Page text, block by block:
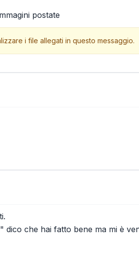
postate
i file allegati in questo messaggio.
dico che hai fatto bene ma mi è